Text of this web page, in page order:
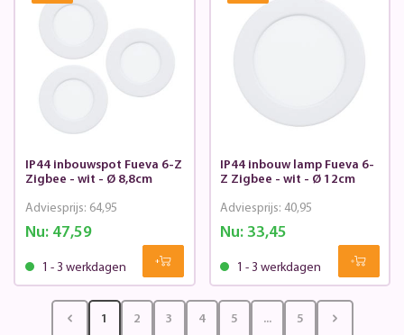
IP44 inbouwspot Fueva 6-Z
Zigbee - wit - Ø 8,8cm
Nu:47,59
Adviesprijs: 64,95
1 - 3 werkdagen
IP44 inbouw lamp Fueva 6-
Z Zigbee - wit - Ø 12cm
Nu: 33,45
Adviesprijs: 40,95
1 - 3 werkdagen
1 2 3 4 5 ... 5